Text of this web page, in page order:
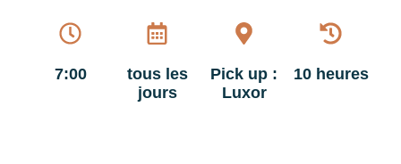
7:00
tous les
jours
Pick up :
Luxor
10 heures